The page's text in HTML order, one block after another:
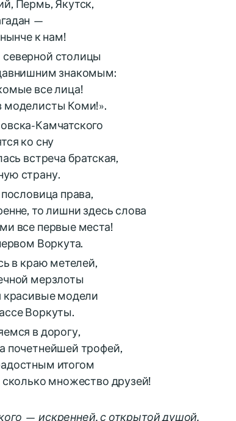
Пермь, Якутск,
—
к нам!
столицы
знакомым:
все лица!
моделисты Коми!».
Камчатского
ко сну
встреча братская,
страну.
права,
то лишни здесь слова
все первые места!
Воркута.
в краю метелей,
мерзлоты
красивые модели
Воркуты.
в дорогу,
почетнейшей трофей,
итогом
сколько множество друзей!
— искренней, с открытой душой.